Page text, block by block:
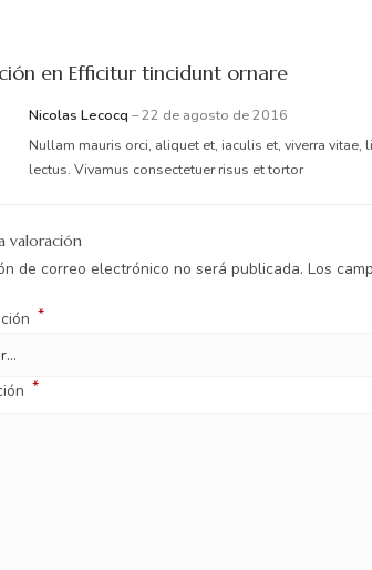
en Efficitur tincidunt ornare
Nicolas Lecocq –22 de agosto de 2016
Nullam mauris orci, aliquet et, iaculis et, viverra
lectus. Vivamus consectetuer risus et tortor
valoración
de correo electrónico no será publicada. Los
*
*